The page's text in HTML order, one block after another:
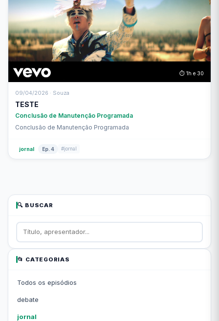
⏱ 1h e 30
09/04/2026 · Souza
TESTE
Conclusão de Manutenção Programada
Conclusão de Manutenção Programada
jornal Ep. 4 #jornal
🔍 BUSCAR
📂 CATEGORIAS
Todos os episódios
debate
jornal